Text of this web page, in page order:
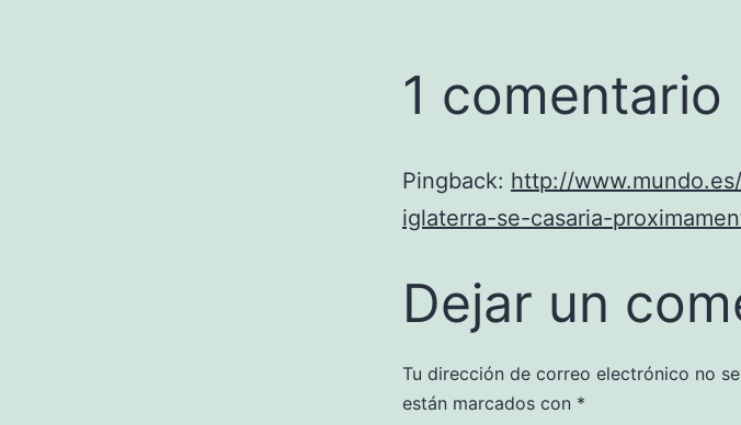
1 comentario
Pingback: http://
iglaterra-se-casaria-
Dejar un
Tu dirección de correo electrónico no
están marcados con *